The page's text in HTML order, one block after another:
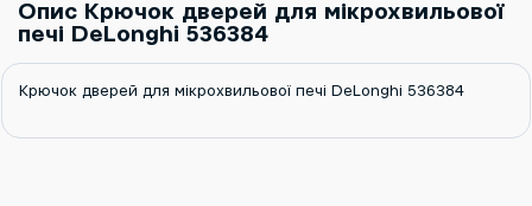
Опис Крючок дверей для мікрохвильової
печі DeLonghi 536384
Крючок дверей для мікрохвильової печі DeLonghi 536384